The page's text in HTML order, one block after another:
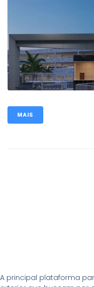
MAIS
A principal plataforma